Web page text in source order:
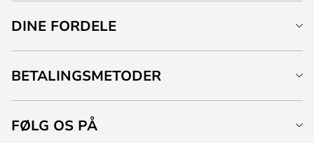
DINE FORDELE
BETALINGSMETODER
FØLG OS PÅ